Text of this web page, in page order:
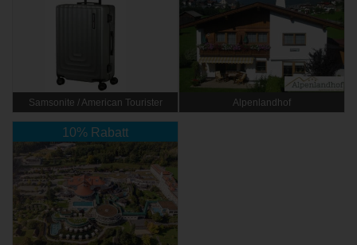
Samsonite / American Tourister Alpenlandhof
10% Rabatt